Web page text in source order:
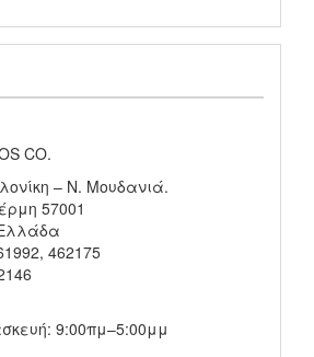
CO.
– Ν. Μουδανιά.
57001
462175
9:00πμ–5:00μμ